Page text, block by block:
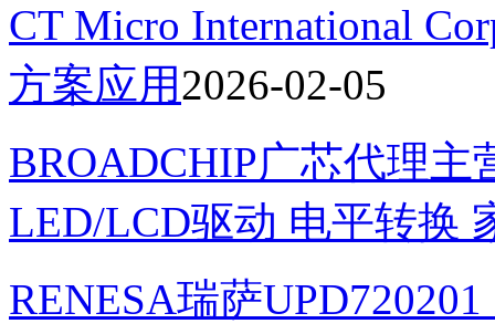
CT Micro International
方案应用2026-02-05
BROADCHIP广芯代理
LED/LCD驱动 电平转换
RENESA瑞萨